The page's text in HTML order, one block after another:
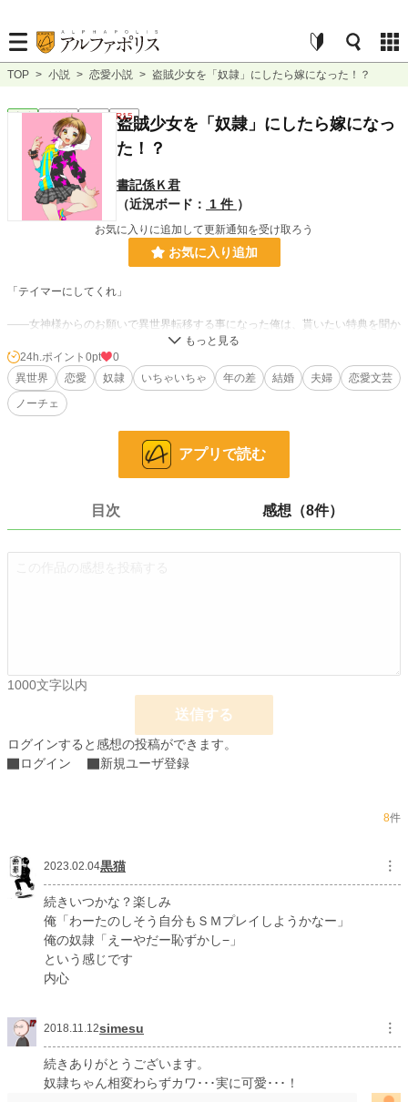
TOP > 小説 > 恋愛小説 > 盗賊少女を「奴隷」にしたら嫁になった！？
恋愛 連載中 長編 R15
盗賊少女を「奴隷」にしたら嫁になっ
た！？
書記係Ｋ君
（近況ボード：
1 件 ）
お気に入りに追加して更新通知を受け取ろう
お気に入り追加
「テイマーにしてくれ」
――女神様からのお願いで異世界転移する事になった俺は、貰いたい特典を聞か
れたので『モンスターテイマー』になりたいと答えた（つもりだった…）。
ところが、異世界転移した俺のステータス画面に表示されたのは
――『奴隷調教師（スレイブ・テイマー）』だった！？
「奴隷」にしちゃった俺は――かわいい奴隷との新婚生活を楽しむ事にした！！
恋愛 66,399 位 / 66,399 件
初回公開日時 2016.08.31 23:53
月間ポイント 84 pt (68,384 位)
24h.ポイント 0pt
0
異世界
恋愛 奴隷 いちゃいちゃ 年の差 結婚 夫婦
恋愛文芸
ノーチェ
アプリで読む
目次 感想（8件）
1000文字以内
送信する
ログインすると感想の投稿ができます。
ログイン
新規ユーザ登録
8件
2023.02.04黒猫 ︙
続きいつかな？楽しみ
俺「わーたのしそう自分もＳＭプレイしようかなー」
俺の奴隷「えーやだー恥ずかし−」
という感じです
内心
2018.11.12simesu ︙
続きありがとうございます。
奴隷ちゃん相変わらずカワ･･･実に可愛･･･！